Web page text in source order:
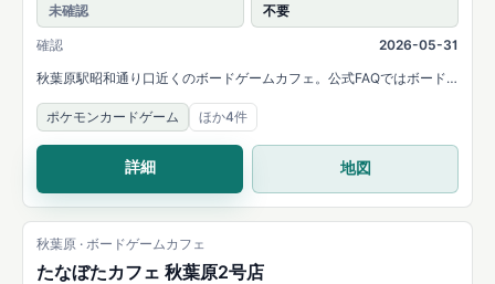
未確認
不要
確認
2026-05-31
秋葉原駅昭和通り口近くのボードゲームカフェ。公式FAQではボード
ゲームやカードゲームの持ち込み可能と案内されています。
ポケモンカードゲーム
ほか4件
詳細 地図
秋葉原 · ボードゲームカフェ
たなぼたカフェ 秋葉原2号店